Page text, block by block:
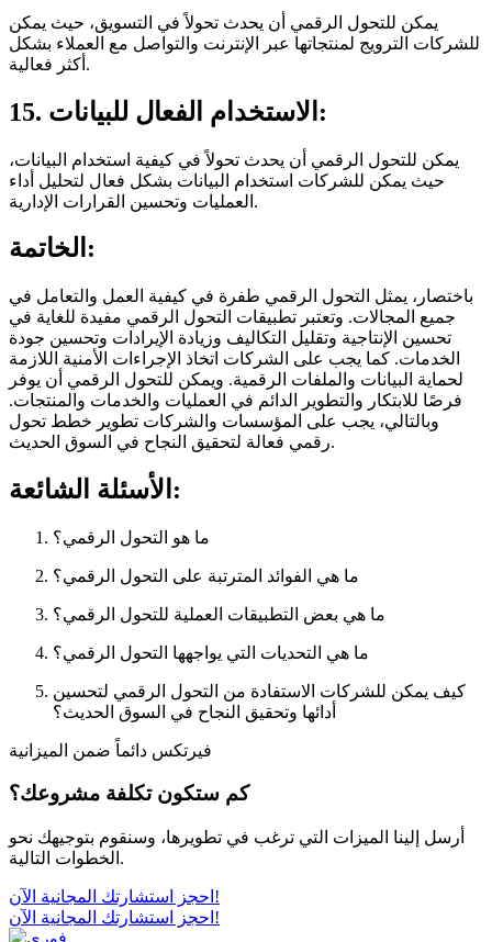
يمكن للتحول الرقمي أن يحدث تحولاً في التسويق، حيث يمكن
للشركات الترويج لمنتجاتها عبر الإنترنت والتواصل مع العملاء بشكل
أكثر فعالية.
15. الاستخدام الفعال للبيانات:
يمكن للتحول الرقمي أن يحدث تحولاً في كيفية استخدام البيانات،
حيث يمكن للشركات استخدام البيانات بشكل فعال لتحليل أداء
العمليات وتحسين القرارات الإدارية.
الخاتمة:
باختصار، يمثل التحول الرقمي طفرة في كيفية العمل والتعامل في
جميع المجالات. وتعتبر تطبيقات التحول الرقمي مفيدة للغاية في
تحسين الإنتاجية وتقليل التكاليف وزيادة الإيرادات وتحسين جودة
الخدمات. كما يجب على الشركات اتخاذ الإجراءات الأمنية اللازمة
لحماية البيانات والملفات الرقمية. ويمكن للتحول الرقمي أن يوفر
فرصًا للابتكار والتطوير الدائم في العمليات والخدمات والمنتجات.
وبالتالي، يجب على المؤسسات والشركات تطوير خطط تحول
رقمي فعالة لتحقيق النجاح في السوق الحديث.
الأسئلة الشائعة:
ما هو التحول الرقمي؟
ما هي الفوائد المترتبة على التحول الرقمي؟
ما هي بعض التطبيقات العملية للتحول الرقمي؟
ما هي التحديات التي يواجهها التحول الرقمي؟
كيف يمكن للشركات الاستفادة من التحول الرقمي لتحسين
أدائها وتحقيق النجاح في السوق الحديث؟
فيرتكس دائماً ضمن الميزانية
كم ستكون تكلفة مشروعك؟
أرسل إلينا الميزات التي ترغب في تطويرها، وسنقوم بتوجيهك نحو
الخطوات التالية.
احجز استشارتك المجانية الآن!
احجز استشارتك المجانية الآن!